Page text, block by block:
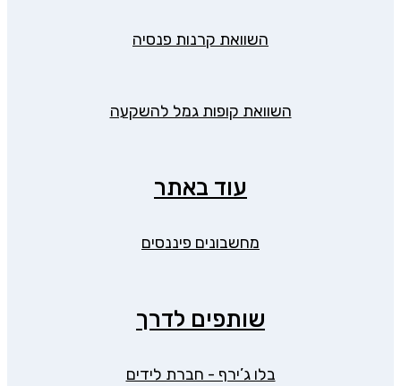
השוואת קרנות פנסיה
השוואת קופות גמל להשקעה
עוד באתר
מחשבונים פיננסים
שותפים לדרך
בלו ג’ירף - חברת לידים